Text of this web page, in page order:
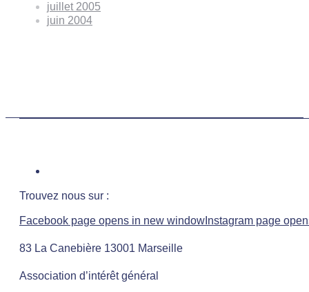
juillet 2005
juin 2004
Trouvez nous sur :
Facebook page opens in new window Instagram page
83 La Canebière 13001 Marseille
Association d’intérêt général